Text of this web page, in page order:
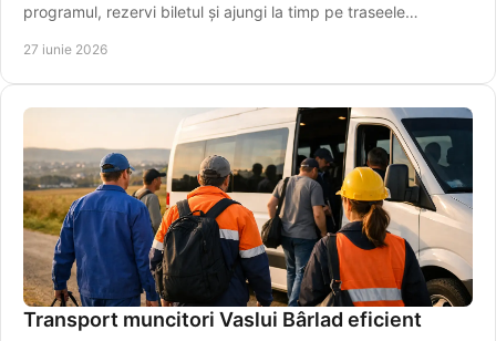
programul, rezervi biletul și ajungi la timp pe traseele
27 iunie 2026
Transport muncitori Vaslui Bârlad eficient